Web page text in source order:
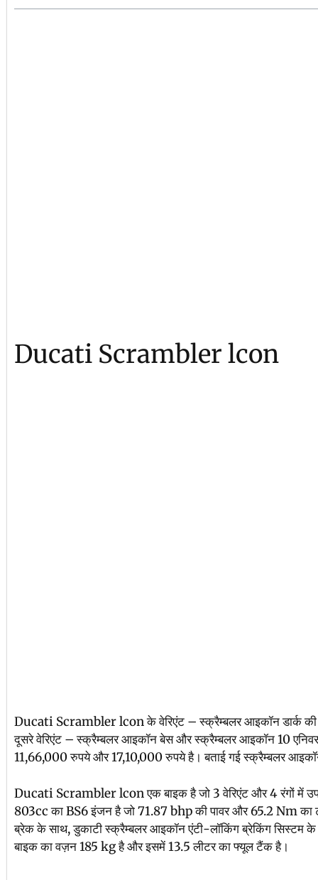
Ducati Scrambler lcon
Ducati Scrambler lcon के वेरिएंट – स्क्रैम्बलर आइकॉन डार्क
दूसरे वेरिएंट – स्क्रैम्बलर आइकॉन बेस और स्क्रैम्बलर आइकॉन 10
11,66,000 रुपये और 17,10,000 रुपये है। बताई गई स्क्रैम्बलर
Ducati Scrambler lcon एक बाइक है जो 3 वेरिएंट और 4 रंगों में
803cc का BS6 इंजन है जो 71.87 bhp की पावर और 65.2 Nm का
ब्रेक के साथ, डुकाटी स्क्रैम्बलर आइकॉन एंटी-लॉकिंग ब्रेकिंग सिस्टम
बाइक का वज़न 185 kg है और इसमें 13.5 लीटर का फ्यूल टैंक है।